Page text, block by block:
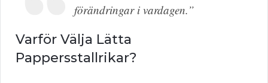
förändringar i vardagen.”
Varför Välja Lätta
Pappersstallrikar?